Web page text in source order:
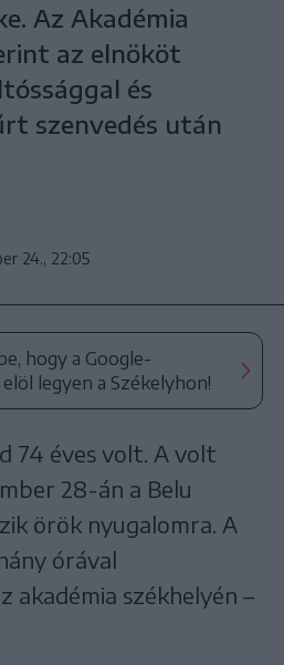
Az Akadémia
az elnököt
és
szenvedés után
24., 22:05
hogy a Google-
legyen a Székelyhon!
74 éves volt. A volt
28-án a Belu
örök nyugalomra. A
órával
akadémia székhelyén –